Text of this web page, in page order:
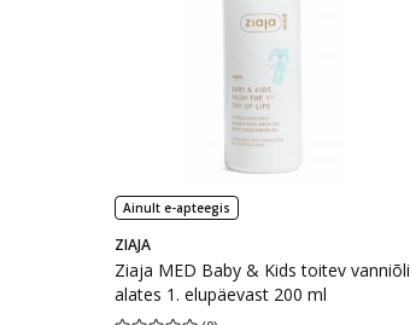
Ainult e-apteegis
ZIAJA
Ziaja MED Baby & Kids toitev vanniõli
alates 1. elupäevast 200 ml